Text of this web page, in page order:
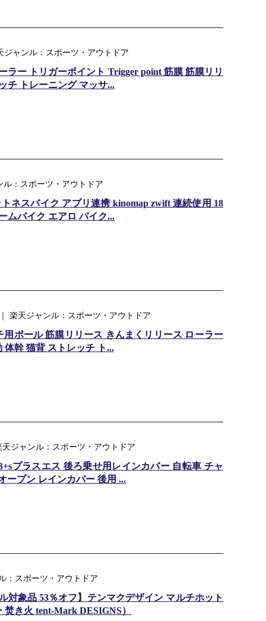
ジャンル：スポーツ・アウトドア
ラー トリガーポイント Trigger point 筋膜 筋膜リリ
チ トレーニング マッサ...
ル：スポーツ・アウトドア
ネスバイク アプリ連携 kinomap zwift 連続使用 18
ムバイク エアロ バイク...
楽天ジャンル：スポーツ・アウトドア
ポール 筋膜リリース きんまくリリース ローラー
幹 猫背 ストレッチ ト...
ジャンル：スポーツ・アウトドア
プラスエス 後ろ乗せ用レインカバー 自転車 チャ
ープン レインカバー 後用 ...
：スポーツ・アウトドア
対象品 53％オフ】テンマクデザイン マルチホット
き火 tent-Mark DESIGNS）